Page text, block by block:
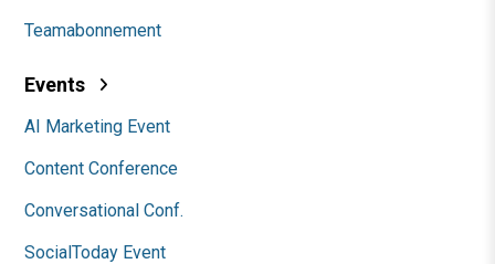
Teamabonnement
Events
AI Marketing Event
Content Conference
Conversational Conf.
SocialToday Event